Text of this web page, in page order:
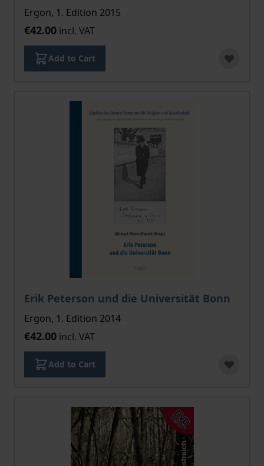
Ergon, 1. Edition 2015
€42.00 incl. VAT
Add to Cart
Erik Peterson und die Universität Bonn
Ergon, 1. Edition 2014
€42.00 incl. VAT
Add to Cart